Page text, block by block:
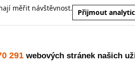
měřit návštěvnost.
Přijmout
291 webových stránek našich